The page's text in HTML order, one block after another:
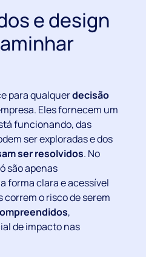
e design
para qualquerdecisão
Eles fornecem um
funcionando, das
ser exploradas e dos
ser resolvidos. No
são apenas
forma clara e acessível
correm o risco de serem
,
de impacto nas